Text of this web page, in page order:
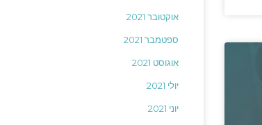
אוקטובר 2021
ספטמבר 2021
אוגוסט 2021
יולי 2021
יוני 2021